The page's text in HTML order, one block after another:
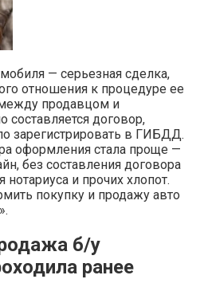
— серьезная сделка,
отношения к процедуре ее
продавцом и
составляется договор,
зарегистрировать в ГИБДД.
оформления стала проще —
без составления договора
нотариуса и прочих хлопот.
покупку и продажу авто
б/у
ранее